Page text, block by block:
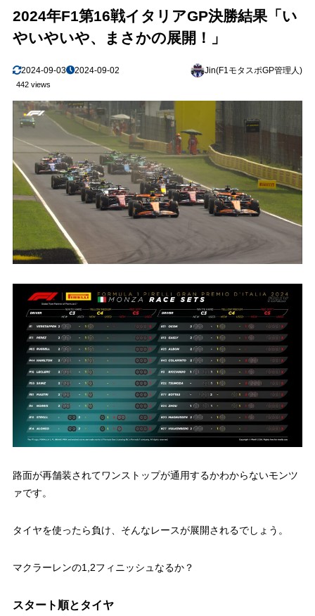
2024年F1第16戦イタリアGP決勝結果「い
やいやいや、まさかの展開！」
2024-09-03 2024-09-02 Jin(F1モタスポGP管理人)
442 views
路面が再舗装されてワンストップが通用するかわからないモンツ
ァです。
タイヤを使ったら負け、そんなレースが展開されるでしょう。
マクラーレンの1,2フィニッシュなるか？
スタート順とタイヤ